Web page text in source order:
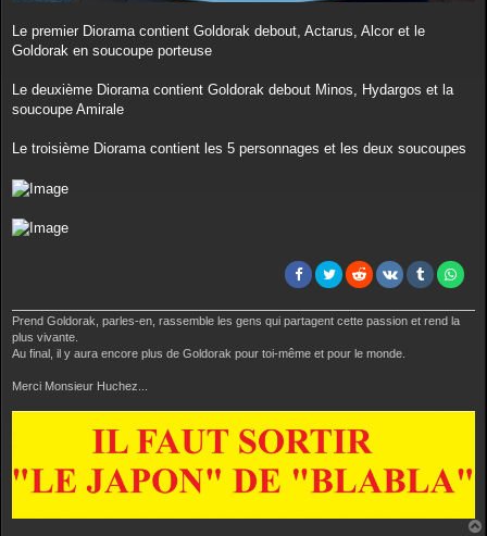
Le premier Diorama contient Goldorak debout, Actarus, Alcor et le
Goldorak en soucoupe porteuse
Le deuxième Diorama contient Goldorak debout Minos, Hydargos et la
soucoupe Amirale
Le troisième Diorama contient les 5 personnages et les deux soucoupes
Prend Goldorak, parles-en, rassemble les gens qui partagent cette passion et rend la
plus vivante.
Au final, il y aura encore plus de Goldorak pour toi-même et pour le monde.
Merci Monsieur Huchez...